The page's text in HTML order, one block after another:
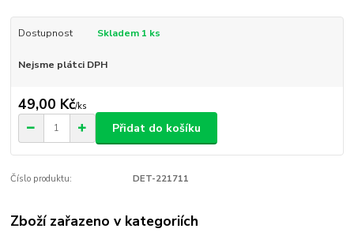
Dostupnost Skladem 1 ks
Nejsme plátci DPH
49,00 Kč/ks
Přidat do košíku
Číslo produktu: DET-221711
Zboží zařazeno v kategoriích